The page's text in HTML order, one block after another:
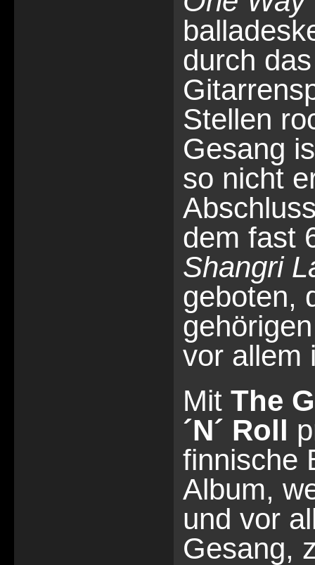
durch
Stellen
Gesang
so nicht
dem fast
Shangri
geboten,
vor allem
Mit The
´N´ Roll
finnische
Album,
und vor
Gesang,